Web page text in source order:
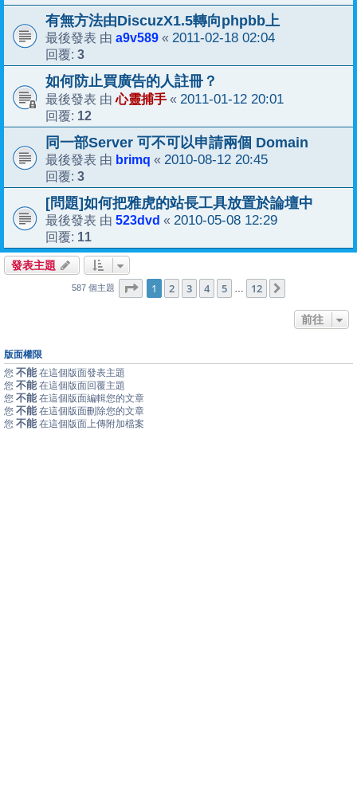
有無方法由DiscuzX1.5轉向phpbb上
最後發表 由 a9v589 « 2011-02-18 02:04
回覆: 3
如何防止買廣告的人註冊？
最後發表 由心靈捕手 « 2011-01-12 20:01
回覆: 12
同一部Server 可不可以申請兩個 Domain
最後發表 由 brimq « 2010-08-12 20:45
回覆: 3
[問題]如何把雅虎的站長工具放置於論壇中
最後發表 由 523dvd « 2010-05-08 12:29
回覆: 11
發表主題
587 個主題 第1 頁 (共 12頁)
1 2 3 4 5 12
前往
版面權限
您 不能 在這個版面發表主題
您 不能 在這個版面回覆主題
您 不能 在這個版面編輯您的文章
您 不能 在這個版面刪除您的文章
您 不能 在這個版面上傳附加檔案